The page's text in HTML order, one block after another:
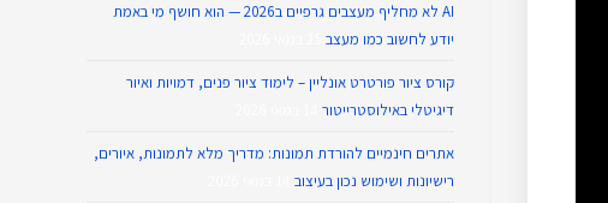
AI לא מחליף מעצבים גרפיים ב2026 — הוא חושף מי באמת
יודע לחשוב כמו מעצב
קורס ציור פורטרט אונליין – לימוד ציור פנים, דמויות ואיור
דיגיטלי באילוסטרייטור
אתרים חינמיים להורדת תמונות: מדריך מלא לתמונות, איורים,
רישיונות ושימוש נכון בעיצוב